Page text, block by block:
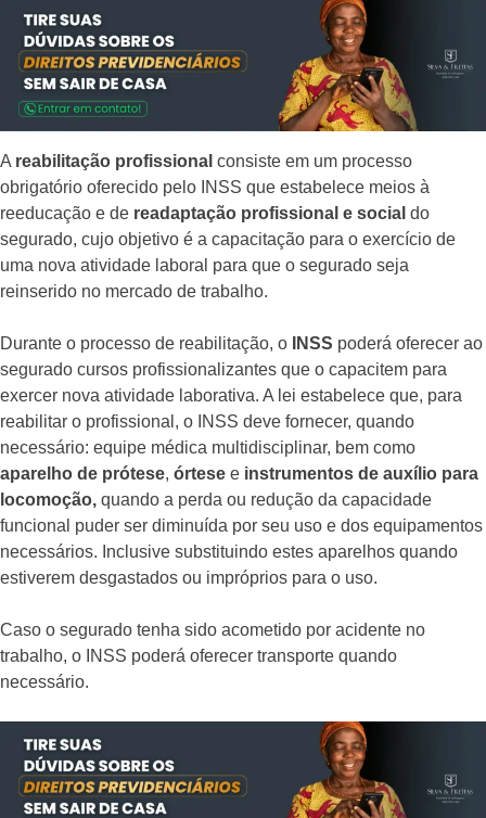
A reabilitação profissional consiste em um processo
obrigatório oferecido pelo INSS que estabelece meios à
reeducação e de readaptação profissional e social do
segurado, cujo objetivo é a capacitação para o exercício de
uma nova atividade laboral para que o segurado seja
reinserido no mercado de trabalho.
Durante o processo de reabilitação, o INSS poderá oferecer ao
segurado cursos profissionalizantes que o capacitem para
exercer nova atividade laborativa. A lei estabelece que, para
reabilitar o profissional, o INSS deve fornecer, quando
necessário: equipe médica multidisciplinar, bem como
aparelho de prótese, órtese e instrumentos de auxílio para
locomoção, quando a perda ou redução da capacidade
funcional puder ser diminuída por seu uso e dos equipamentos
necessários. Inclusive substituindo estes aparelhos quando
estiverem desgastados ou impróprios para o uso.
Caso o segurado tenha sido acometido por acidente no
trabalho, o INSS poderá oferecer transporte quando
necessário.